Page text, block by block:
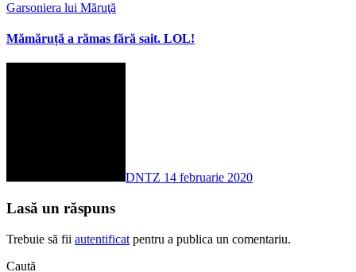
Garsoniera lui Măruţă
Mămăruță a rămas fără sait. LOL!
DNTZ 14 februarie 2020
Lasă un răspuns
Trebuie să fii autentificat pentru a publica un comentariu.
Caută